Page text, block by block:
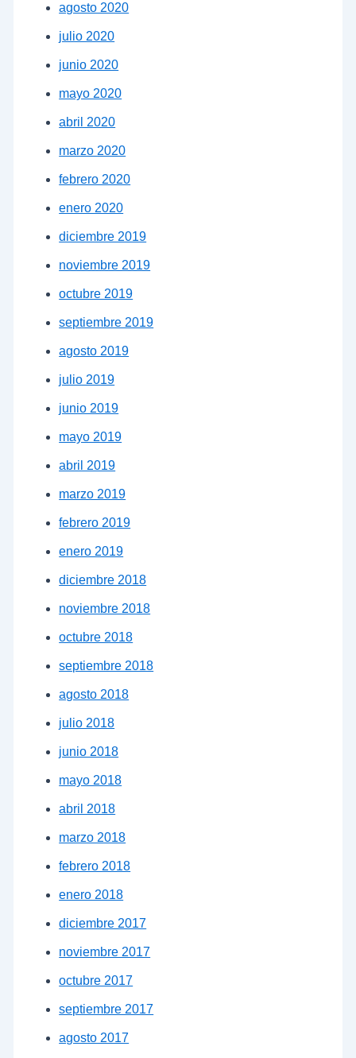
agosto 2020
julio 2020
junio 2020
mayo 2020
abril 2020
marzo 2020
febrero 2020
enero 2020
diciembre 2019
noviembre 2019
octubre 2019
septiembre 2019
agosto 2019
julio 2019
junio 2019
mayo 2019
abril 2019
marzo 2019
febrero 2019
enero 2019
diciembre 2018
noviembre 2018
octubre 2018
septiembre 2018
agosto 2018
julio 2018
junio 2018
mayo 2018
abril 2018
marzo 2018
febrero 2018
enero 2018
diciembre 2017
noviembre 2017
octubre 2017
septiembre 2017
agosto 2017